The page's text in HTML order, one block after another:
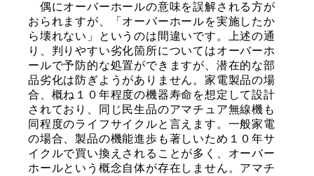
偶にオーバーホールの意味を誤解される方が
おられますが、「オーバーホールを実施したか
ら壊れない」というのは間違いです。上述の通
り、判りやすい劣化箇所についてはオーバーホ
ールで予防的な処置ができますが、潜在的な部
品劣化は防ぎようがありません。家電製品の場
合、概ね１０年程度の機器寿命を想定して設計
されており、同じ民生品のアマチュア無線機も
同程度のライフサイクルと言えます。一般家電
の場合、製品の機能進歩も著しいため１０年サ
イクルで買い換えされることが多く、オーバー
ホールという概念自体が存在しません。アマチ